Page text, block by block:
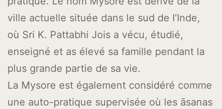
ville actuelle située dans le sud de l’Inde,
où Sri K. Pattabhi Jois a vécu, étudié,
enseigné et as élevé sa famille pendant la
plus grande partie de sa vie.
La Mysore est également considéré comme
une auto-pratique supervisée où les āsanas